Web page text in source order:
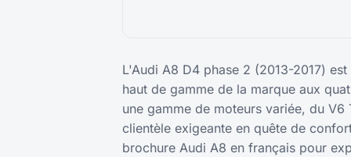
L'Audi A8 D4 phase 2 (2013-2017)
haut de gamme de la marque aux
une gamme de moteurs variée, du
clientèle exigeante en quête de
brochure Audi A8 en français pour